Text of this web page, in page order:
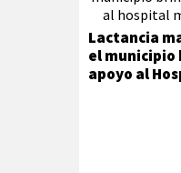
Lactancia
el municipio
apoyo al